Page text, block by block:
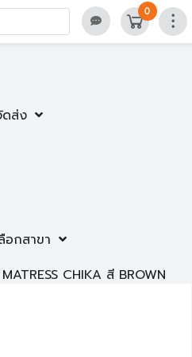
ดส่ง
อกสาขา
0
CHIKA สี BROWN